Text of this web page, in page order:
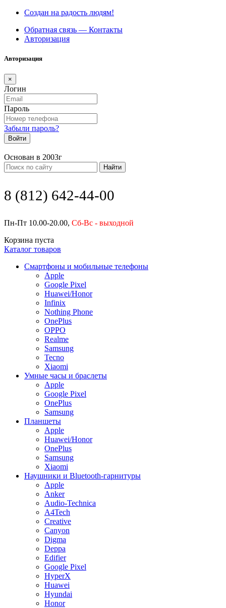
Создан на радость людям!
Обратная связь — Контакты
Авторизация
Авторизация
×
Логин
Пароль
Забыли пароль?
Войти
Основан в 2003г
Найти
8 (812) 642-44-00
Пн-Пт 10.00-20.00, Сб-Вс - выходной
Корзина пуста
Каталог товаров
Смартфоны и мобильные телефоны
Apple
Google Pixel
Huawei/Honor
Infinix
Nothing Phone
OnePlus
OPPO
Realme
Samsung
Tecno
Xiaomi
Умные часы и браслеты
Apple
Google Pixel
OnePlus
Samsung
Планшеты
Apple
Huawei/Honor
OnePlus
Samsung
Xiaomi
Наушники и Bluetooth-гарнитуры
Apple
Anker
Audio-Technica
A4Tech
Creative
Canyon
Digma
Deppa
Edifier
Google Pixel
HyperX
Huawei
Hyundai
Honor